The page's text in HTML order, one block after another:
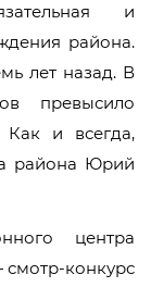
и
района.
лет назад. В
превысило
и всегда,
района Юрий
центра
смотр-конкурс